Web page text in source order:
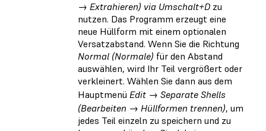
→ Extrahieren) via Umschalt+D zu
nutzen. Das Programm erzeugt eine
neue Hüllform mit einem optionalen
Versatzabstand. Wenn Sie die Richtung
Normal (Normale) für den Abstand
auswählen, wird Ihr Teil vergrößert oder
verkleinert. Wählen Sie dann aus dem
Hauptmenü Edit → Separate Shells
(Bearbeiten → Hüllformen trennen), um
jedes Teil einzeln zu speichern und zu